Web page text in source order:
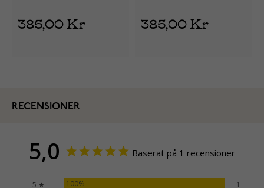
385,00 Kr 385,00 Kr
RECENSIONER
5,0 Baserat på 1 recensioner
5 ★ 100%
1